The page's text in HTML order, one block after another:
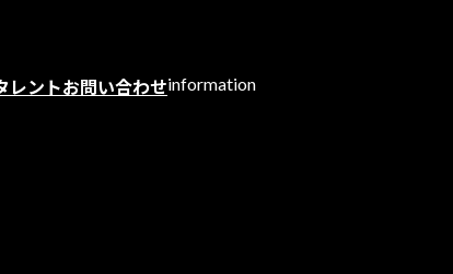
レントお問い合わせinformation